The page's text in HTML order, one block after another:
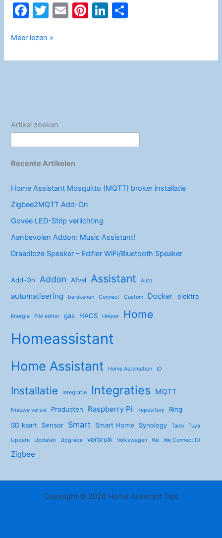
F
c
e
k
T
itt
er
E
l
Pi
e
Li
e n
Externe
locatie
Meer lezen »
Artikel zoeken
Recente Artikelen
Home Assistant Mosquitto (MQTT) broker installatie
Zigbee2MQTT Add-On
Govee LED-Strip verlichting
Aanbevolen Addon: Music Assistant!
Draadloze Speaker – Edifier WiFi/Bluetooth Speaker
Add-On Addon Afval Assistant Auto
automatisering berekenen Connect Custom Docker elektra
Energie File editor gas HACS Helper Home
Homeassistant
Home Assistant Home Automation ID
Installatie Integratie Integraties MQTT
Nieuwe versie Producten Raspberry Pi Repository
Ring
SD kaart
Sensor Smart Smart Home Synology Tado Tuya
Update Updaten Upgrade verbruik Volkswagen We We Connect ID
Zigbee
Copyright © 2026 Home Assistant Tips